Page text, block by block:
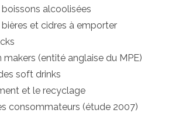
boissons alcoolisées
bières et cidres à emporter
makers (entité anglaise du MPE)
soft drinks
et le recyclage
consommateurs (étude 2007)